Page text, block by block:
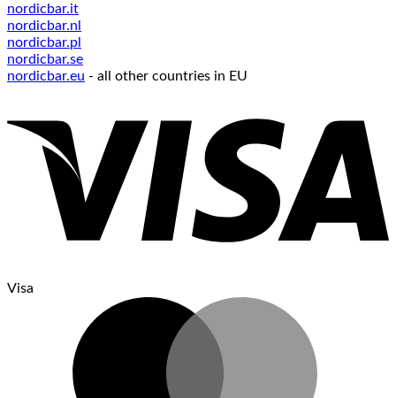
nordicbar.it
nordicbar.nl
nordicbar.pl
nordicbar.se
nordicbar.eu - all other countries in EU
Visa